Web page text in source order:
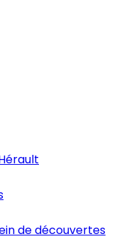
de découvertes